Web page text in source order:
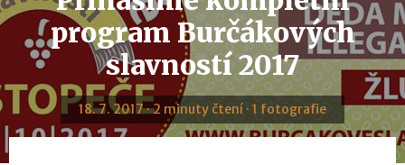
program Burčákových
slavností 2017
18. 7. 2017 · 2 minuty čtení · 1 fotografie